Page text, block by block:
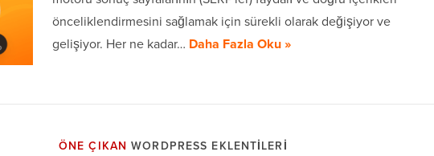
önceliklendirmesini sağlamak için sürekli olarak değişiyor ve
gelişiyor. Her ne kadar… Daha Fazla Oku »
ÖNE ÇIKAN WORDPRESS EKLENTILERI